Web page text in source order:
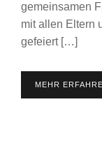
gemeinsamen
mit allen Eltern
gefeiert […]
MEHR